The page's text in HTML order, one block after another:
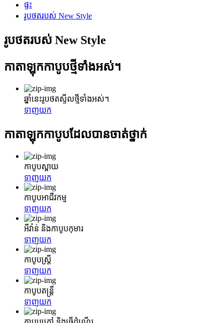
ផ្ទះ
រូបថតរបស់ New Style
រូបថតរបស់ New Style
កាតាឡុកកាបូបថ្មីទាំងអស់។
ឆ្នាំនេះរូបថតស្ទីលថ្មីទាំងអស់។
ទាញយក
កាតាឡុកកាបូបដែលបានចាត់ថ្នាក់
កាបូបស្ពាយ
ទាញយក
កាបូបអាជីវកម្ម
ទាញយក
អីវ៉ាន់ និងកាបូបកុមារ
ទាញយក
កាបូបស្ត្រី
ទាញយក
កាបូបតន្ត្រី
ទាញយក